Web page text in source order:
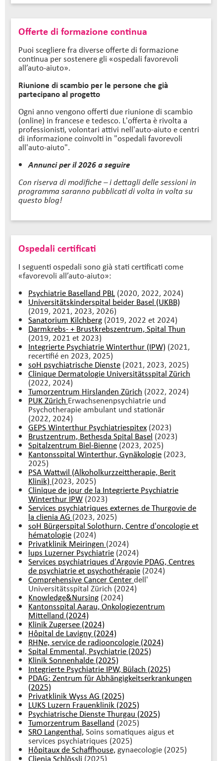
Offerte di formazione continua
Puoi scegliere fra diverse offerte di formazione
continua per sostenere gli «ospedali favorevoli
all’auto-aiuto».
Riunione di scambio per le persone che già
partecipano al progetto
Ogni anno vengono offerti due riunione di scambio
(online) in francese e tedesco. L'offerta è rivolta a
professionisti, volontari attivi nell'auto-aiuto e centri
di informazione coinvolti in "ospedali favorevoli
all'auto-aiuto".
Annunci per il 2026 a seguire
Con riserva di modifiche – i dettagli delle sessioni in
programma saranno pubblicati di volta in volta su
questo blog!
Ospedali certificati
I seguenti ospedali sono già stati certificati come
«favorevoli all’auto-aiuto»:
Psychiatrie Baselland PBL (2020, 2022, 2024)
Universitätskinderspital beider Basel (UKBB)
(2019, 2021, 2023, 2026)
Sanatorium Kilchberg (2019, 2022 et 2024)
Darmkrebs- + Brustkrebszentrum, Spital Thun
(2019, 2021 et 2023)
Integrierte Psychiatrie Winterthur (IPW) (2021,
recertifié en 2023, 2025)
soH psychiatrische Dienste (2021, 2023, 2025)
Clinique Dermatologie Universitätsspital Zürich
(2022, 2024)
Tumorzentrum Hirslanden Zürich (2022, 2024)
PUK Zürich Erwachsenenpsychiatrie und
Psychotherapie ambulant und stationär
(2022, 2024)
GEPS Winterthur Psychiatriespitex (2023)
Brustzentrum, Bethesda Spital Basel (2023)
Spitalzentrum Biel-Bienne (2023, 2025)
Kantonsspital Winterthur, Gynäkologie (2023,
2025)
PSA Wattwil (Alkoholkurzzeittherapie, Berit
Klinik) (2023, 2025)
Clinique de jour de la Integrierte Psychiatrie
Winterthur IPW (2023)
Services psychiatriques externes de Thurgovie de
la clienia AG (2023, 2025)
soH Bürgerspital Solothurn, Centre d'oncologie et
hématologie (2024)
Privatklinik Meiringen (2024)
lups Luzerner Psychiatrie (2024)
Services psychiatriques d'Argovie PDAG, Centres
de psychiatrie et psychothérapie (2024)
Comprehensive Cancer Centerdell'
Universitätsspital Zürich (2024)
Knowledge&Nursing (2024)
Kantonsspital Aarau, Onkologiezentrum
Mittelland (2024)
Klinik Zugersee (2024)
Hôpital de Lavigny (2024)
RHNe, service de radiooncologie (2024)
Spital Emmental, Psychiatrie (2025)
Klinik Sonnenhalde (2025)
Integrierte Psychiatrie IPW, Bülach (2025)
PDAG: Zentrum für Abhängigkeitserkrankungen
(2025)
Privatklinik Wyss AG (2025)
LUKS Luzern Frauenklinik (2025)
Psychiatrische Dienste Thurgau (2025)
Tumorzentrum Baselland (2025)
SRO Langenthal, Soins somatiques aigus et
services psychiatriques (2025)
Hôpitaux de Schaffhouse, gynaecologie (2025)
Clienia Schlössli (2025)